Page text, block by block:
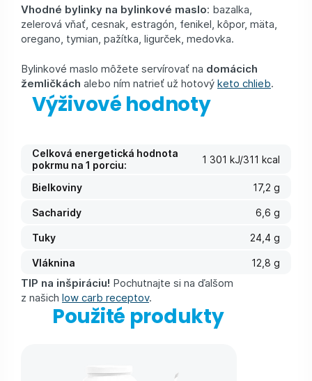
Vhodné bylinky na bylinkové maslo: bazalka,
zelerová vňať, cesnak, estragón, fenikel, kôpor, mäta,
oregano, tymian, pažítka, ligurček, medovka.
Bylinkové maslo môžete servírovať na domácich
žemličkách alebo ním natrieť už hotový keto chlieb.
Výživové hodnoty
Celková energetická hodnota
pokrmu na 1 porciu:
1 301 kJ/311 kcal
Bielkoviny
17,2 g
Sacharidy
6,6 g
Tuky
24,4 g
Vláknina
12,8 g
TIP na inšpiráciu! Pochutnajte si na ďalšom
z našich low carb receptov.
Použité produkty